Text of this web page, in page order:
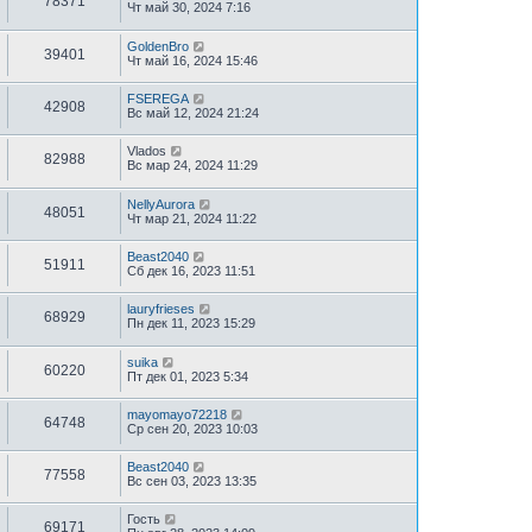
Чт май 30, 2024 7:16
39401
GoldenBro
Чт май 16, 2024 15:46
42908
FSEREGA
Вс май 12, 2024 21:24
82988
Vlados
Вс мар 24, 2024 11:29
48051
NellyAurora
Чт мар 21, 2024 11:22
51911
Beast2040
Сб дек 16, 2023 11:51
68929
lauryfrieses
Пн дек 11, 2023 15:29
60220
suika
Пт дек 01, 2023 5:34
64748
mayomayo72218
Ср сен 20, 2023 10:03
77558
Beast2040
Вс сен 03, 2023 13:35
69171
Гость